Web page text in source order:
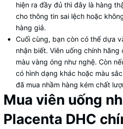
hiện ra đầy đủ thì đây là hàng
cho thông tin sai lệch hoặc
hàng giả.
Cuối cùng, bạn còn có thể dựa
nhận biết. Viên uống chính
màu vàng óng như nghệ. Còn
có hình dạng khác hoặc màu
đã mua nhầm hàng kém chất
Mua viên uống
Placenta DHC